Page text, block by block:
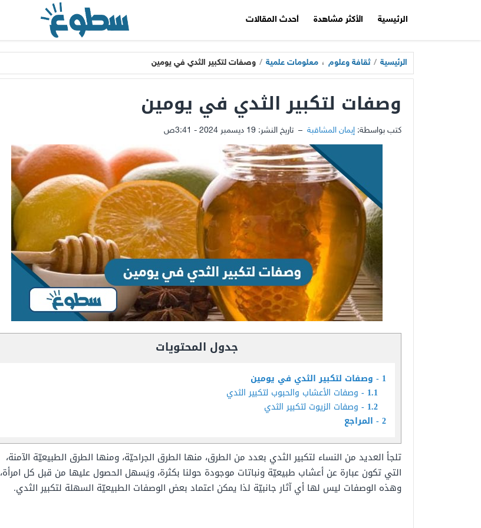
الرئيسية الأكثر مشاهدة أحدث المقالات
الرئيسية / ثقافة وعلوم ، معلومات علمية / وصفات لتكبير الثدي في يومين
وصفات لتكبير الثدي في يومين
كتب بواسطة: إيمان المشاقبة – تاريخ النشر: 19 ديسمبر 2024 - 3:41ص
جدول المحتويات
1
وصفات لتكبير الثدي في يومين
1.1
وصفات الأعشاب والحبوب لتكبير الثدي
1.2
وصفات الزيوت لتكبير الثدي
2 المراجع
تلجأ العديد من النساء لتكبير الثدي بعدد من الطرق، منها الطرق الجراحيّة، ومنها الطرق الطبيعيّة الآمنة،
التي تكون عبارة عن أعشاب طبيعيّة ونباتات موجودة حولنا بكثرة، ويَسهل الحصول عليها من قبل كل امرأة،
وهذه الوصفات ليس لها أي آثار جانبيّة لذا يمكن اعتماد بعض الوصفات الطبيعيّة السهلة لتكبير الثدي.